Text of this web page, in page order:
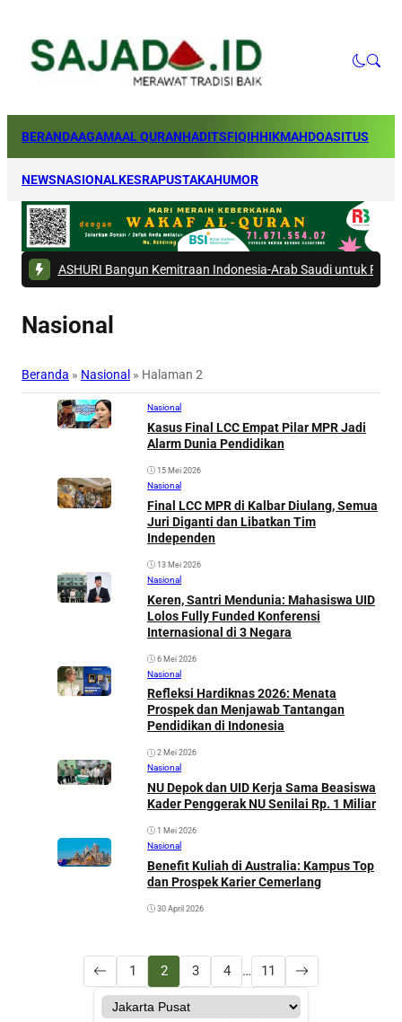
BERANDAAGAMAAL QURANHADITSFIQIHHIKMAHDOASITUS
NEWSNASIONALKESRAPUSTAKAHUMOR
Bangun Kemitraan Indonesia-Arab Saudi untuk Perkuat
Nasional
Beranda » Nasional » Halaman 2
Nasional
Kasus Final LCC Empat Pilar MPR Jadi
Alarm Dunia Pendidikan
15 Mei 2026
Nasional
Final LCC MPR di Kalbar Diulang, Semua
Juri Diganti dan Libatkan Tim
Independen
13 Mei 2026
Nasional
Keren, Santri Mendunia: Mahasiswa UID
Lolos Fully Funded Konferensi
Internasional di 3 Negara
6 Mei 2026
Nasional
Refleksi Hardiknas 2026: Menata
Prospek dan Menjawab Tantangan
Pendidikan di Indonesia
2 Mei 2026
Nasional
NU Depok dan UID Kerja Sama Beasiswa
Kader Penggerak NU Senilai Rp. 1 Miliar
1 Mei 2026
Nasional
Benefit Kuliah di Australia: Kampus Top
dan Prospek Karier Cemerlang
30 April 2026
1 2 3 4 … 11